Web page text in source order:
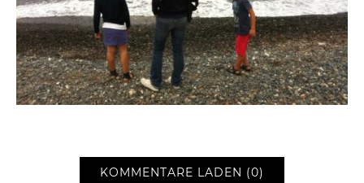
KOMMENTARE LADEN (0)